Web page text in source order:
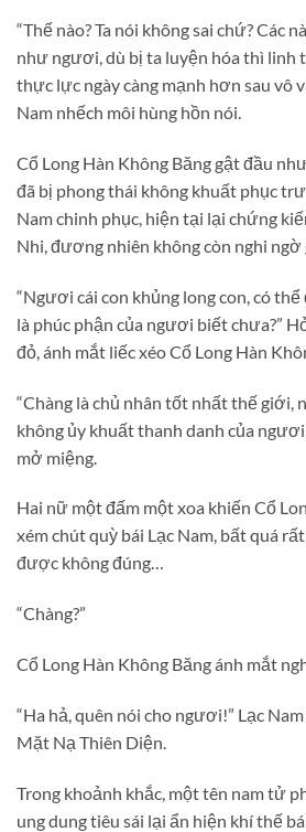
“Thế nào? Ta nói không sai chứ? Các
như ngươi, dù bị ta luyện hóa thì linh
thực lực ngày càng mạnh hơn sau vô
Nam nhếch môi hùng hồn nói.
Cổ Long Hàn Không Băng gật đầu
đã bị phong thái không khuất phục
Nam chinh phục, hiện tại lại chứng
Nhi, đương nhiên không còn nghi ngờ
“Ngươi cái con khủng long con, có
là phúc phận của ngươi biết chưa?”
đỏ, ánh mắt liếc xéo Cổ Long Hàn
“Chàng là chủ nhân tốt nhất thế giới,
không ủy khuất thanh danh của
mở miệng.
Hai nữ một đấm một xoa khiến Cổ
xém chút quỳ bái Lạc Nam, bất quá
được không đúng…
“Chàng?”
Cổ Long Hàn Không Băng ánh mắt
“Ha hả, quên nói cho ngươi!” Lạc
Mặt Nạ Thiên Diện.
Trong khoảnh khắc, một tên nam tử
ung dung tiêu sái lại ẩn hiện khí thế